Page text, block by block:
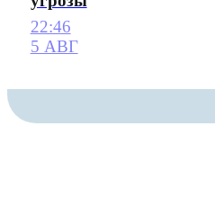
22:46
5 АВГ